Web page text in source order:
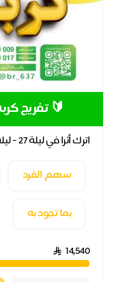
🔰 تفريج كربة رقم 208🔰 من
اترك أثرا في ليلة 27 - ليلة القدر
سهم الفرد
بما تجود به
14,540